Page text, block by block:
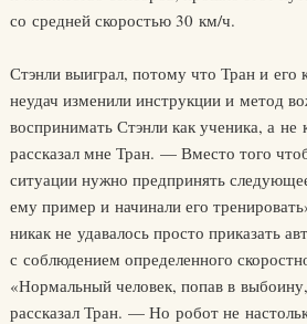
со средней скоростью 30 км/ч.
Стэнли выиграл, потому что Тран и его
неудач изменили инструкции и метод
воспринимать Стэнли как ученика, а
рассказал мне Тран. — Вместо того
ситуации нужно предпринять
ему пример и начинали его
никак не удавалось просто приказать
с соблюдением определенного
«Нормальный человек, попав в
рассказал Тран. — Но робот не